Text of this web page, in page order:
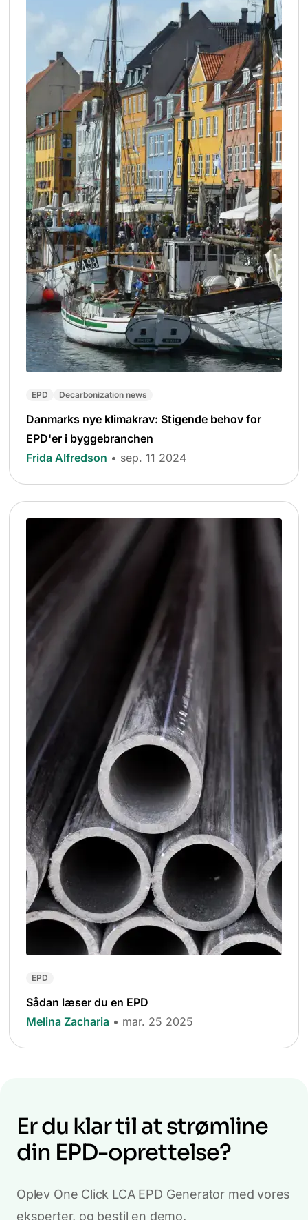
EPD Decarbonization news
Danmarks nye klimakrav: Stigende behov for
EPD'er i byggebranchen
Frida Alfredson • sep. 11 2024
EPD
Sådan læser du en EPD
Melina Zacharia • mar. 25 2025
Er du klar til at strømline
din EPD-oprettelse?
Oplev One Click LCA EPD Generator med vores
eksperter, og bestil en demo.